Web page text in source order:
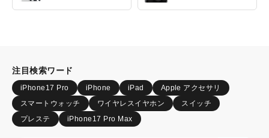
注目検索ワード
iPhone17 Pro iPhone iPad
Apple アクセサリ
スマートウォッチ
ワイヤレスイヤホン
スイッチ
プレステ
iPhone17 Pro Max